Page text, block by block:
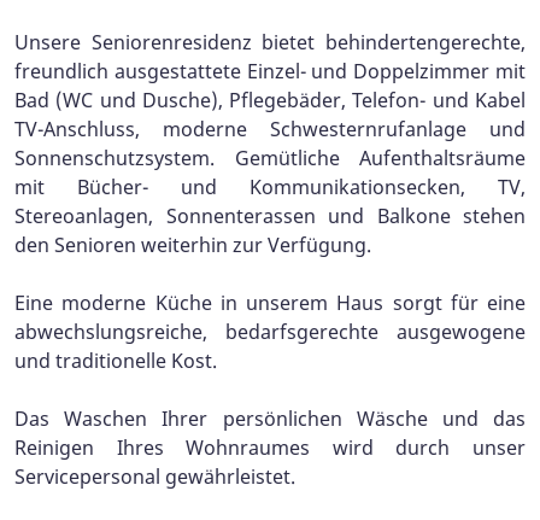
Unsere Seniorenresidenz bietet behindertengerechte,
freundlich ausgestattete Einzel- und Doppelzimmer mit
Bad (WC und Dusche), Pflegebäder, Telefon- und Kabel
TV-Anschluss, moderne Schwesternrufanlage und
Sonnenschutzsystem. Gemütliche Aufenthaltsräume
mit Bücher- und Kommunikationsecken, TV,
Stereoanlagen, Sonnenterassen und Balkone stehen
den Senioren weiterhin zur Verfügung.
Eine moderne Küche in unserem Haus sorgt für eine
abwechslungsreiche, bedarfsgerechte ausgewogene
und traditionelle Kost.
Das Waschen Ihrer persönlichen Wäsche und das
Reinigen Ihres Wohnraumes wird durch unser
Servicepersonal gewährleistet.